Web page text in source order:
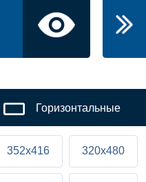
Горизонтальные
352x416 320x480